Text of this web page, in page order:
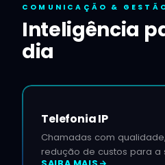
COMUNICAÇÃO &
Inteligência
dia
Telefonia IP
Chamadas com
redução de custos para a